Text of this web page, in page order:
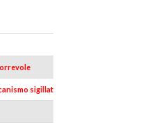
sigillato